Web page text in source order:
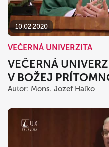
10.02.2020
VEČERNÁ UNIVERZITA
VEČERNÁ
V BOŽEJ
Autor: Mons. Jozef Haľko